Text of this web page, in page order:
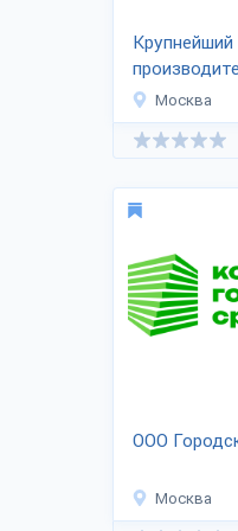
Крупнейший
панелей-
Москва
ООО
Москва